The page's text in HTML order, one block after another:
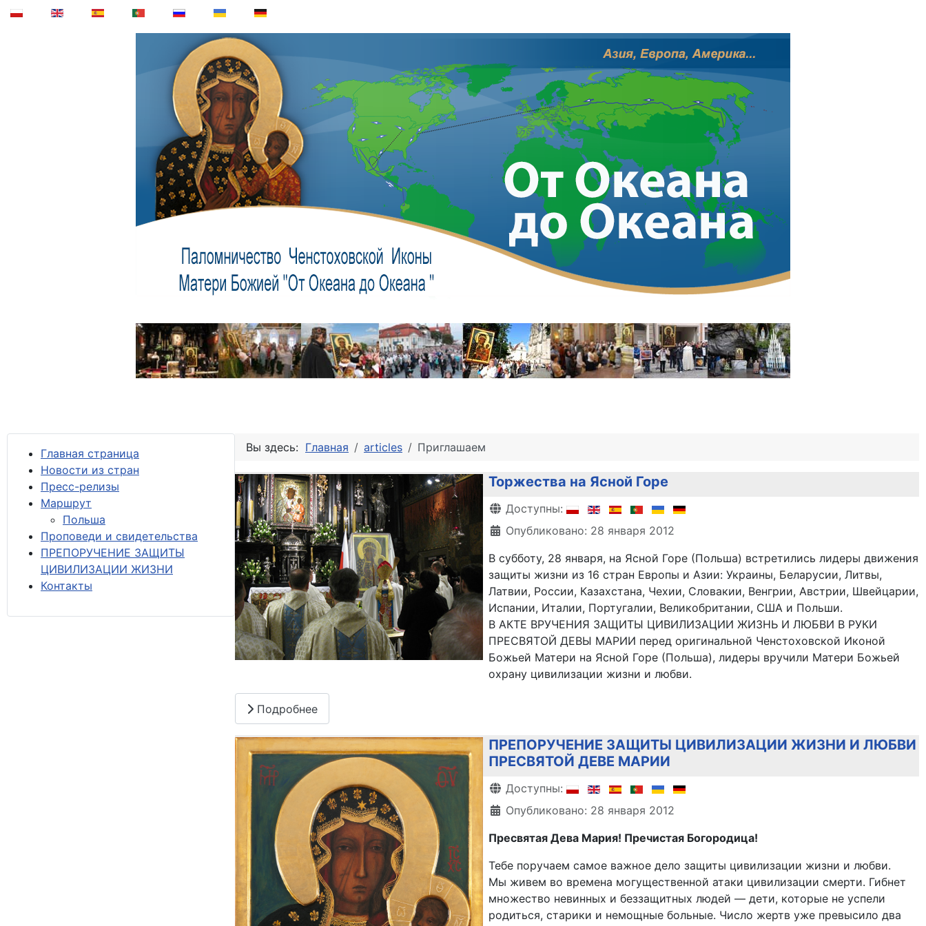
Главная страница
Новости из стран
Пресс-релизы
Маршрут
Польша
Проповеди и свидетельства
ПРЕПОРУЧЕНИЕ ЗАЩИТЫ
ЦИВИЛИЗАЦИИ ЖИЗНИ
Контакты
Вы здесь: Главная articles Приглашаем
Торжества на Ясной Горе
Информация о материале
Доступны:
Опубликовано: 28 января 2012
В субботу, 28 января, на Ясной Горе (Польша) встретились лидеры движения
защиты жизни из 16 стран Европы и Азии: Украины, Беларусии, Литвы,
Латвии, России, Казахстана, Чехии, Словакии, Венгрии, Австрии, Швейцарии,
Испании, Италии, Португалии, Великобритании, США и Польши.
В АКТЕ ВРУЧЕНИЯ ЗАЩИТЫ ЦИВИЛИЗАЦИИ ЖИЗНЬ И ЛЮБВИ В РУКИ
ПРЕСВЯТОЙ ДЕВЫ МАРИИ перед оригинальной Ченстоховской Иконой
Божьей Матери на Ясной Горе (Польша), лидеры вручили Матери Божьей
охрану цивилизации жизни и любви.
Подробнее
ПРЕПОРУЧЕНИЕ ЗАЩИТЫ ЦИВИЛИЗАЦИИ ЖИЗНИ И ЛЮБВИ
ПРЕСВЯТОЙ ДЕВЕ МАРИИ
Информация о материале
Доступны:
Опубликовано: 28 января 2012
Пресвятая Дева Мария! Пречистая Богородица!
Тебе поручаем самое важное дело защиты цивилизации жизни и любви.
Мы живем во времена могущественной атаки цивилизации смерти. Гибнет
множество невинных и беззащитных людей — дети, которые не успели
родиться, старики и немощные больные. Число жертв уже превысило два